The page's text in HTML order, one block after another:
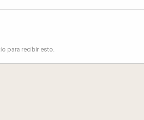
para recibir esto.